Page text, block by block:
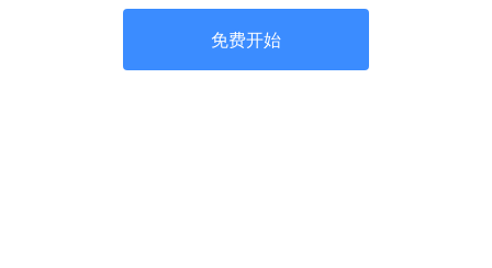
免费开始